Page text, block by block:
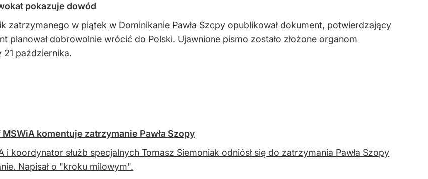
pokazuje dowód
zatrzymanego w piątek w Dominikanie Pawła Szopy opublikował dokument, potwierdzający
planował dobrowolnie wrócić do Polski. Ujawnione pismo zostało złożone organom
21 października.
komentuje zatrzymanie Pawła Szopy
i koordynator służb specjalnych Tomasz Siemoniak odniósł się do zatrzymania Pawła Szopy
Napisał o "kroku milowym".